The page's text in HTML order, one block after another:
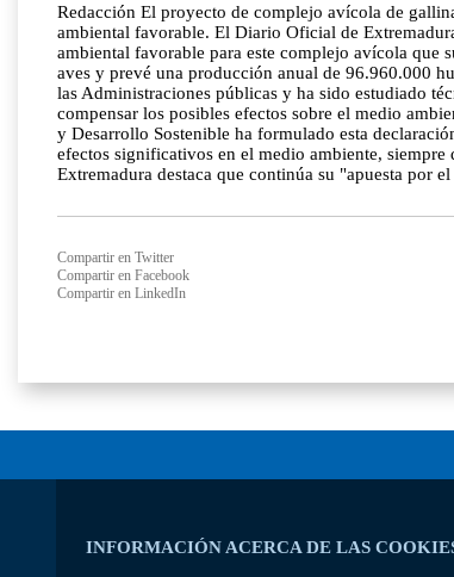
INFORMACIÓN ACERCA DE LAS
Redacción El proyecto de complejo avícola de
ambiental favorable. El Diario Oficial de
ambiental favorable para este complejo avícola que
aves y prevé una producción anual de 96.960.000
las Administraciones públicas y ha sido estudiado
compensar los posibles efectos sobre el medio
y Desarrollo Sostenible ha formulado esta
efectos significativos en el medio ambiente,
Extremadura destaca que continúa su "apuesta por
Compartir en Twitter
Compartir en Facebook
Compartir en LinkedIn